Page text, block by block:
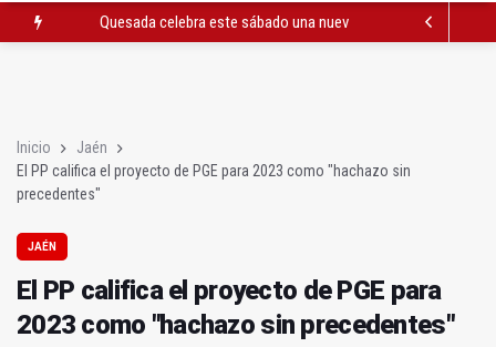
Quesada celebra este sábado una nueva jornada de Orgullo
Inicio
Jaén
El PP califica el proyecto de PGE para 2023 como "hachazo sin
precedentes"
JAÉN
El PP califica el proyecto de PGE para
2023 como "hachazo sin precedentes"